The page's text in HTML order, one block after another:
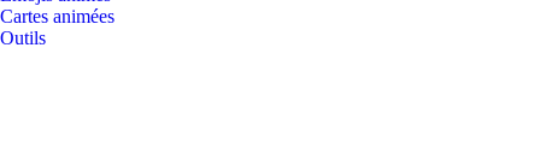
Cartes animées
Outils